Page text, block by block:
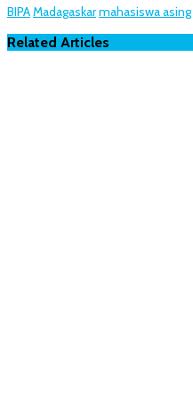
BIPAMadagaskarmahasiswa asing
Related Articles